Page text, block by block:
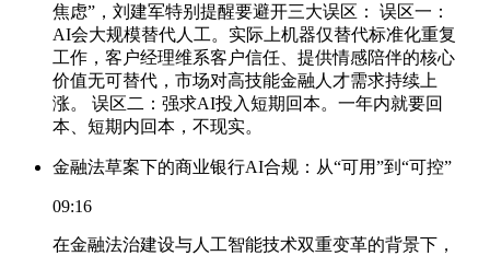
焦虑”，刘建军特别提醒要避开三大误区： 误区一：
AI会大规模替代人工。实际上机器仅替代标准化重复
工作，客户经理维系客户信任、提供情感陪伴的核心
价值无可替代，市场对高技能金融人才需求持续上
涨。 误区二：强求AI投入短期回本。一年内就要回
本、短期内回本，不现实。
金融法草案下的商业银行AI合规：从“可用”到“可控”
09:16
在金融法治建设与人工智能技术双重变革的背景下，